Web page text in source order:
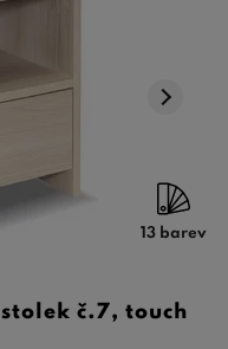
13 barev
č.7, touch